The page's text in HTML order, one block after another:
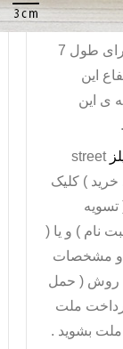
دارای طول 7
این
ی این
street
خريد ) کليک
نام ) و يا (
و مشخصات
روش ( حمل
ملت
ملت بشويد .